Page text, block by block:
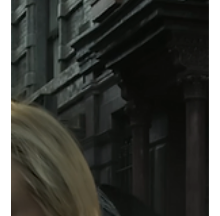
matematiche esplicite codificate manualmente, per abbracciare
un paradigma basato su rappresentazioni apprese e guidate
dai dati. Storicamente, le pipeline grafiche si sono affidate a
funzioni analitiche complesse per simulare l'interazi